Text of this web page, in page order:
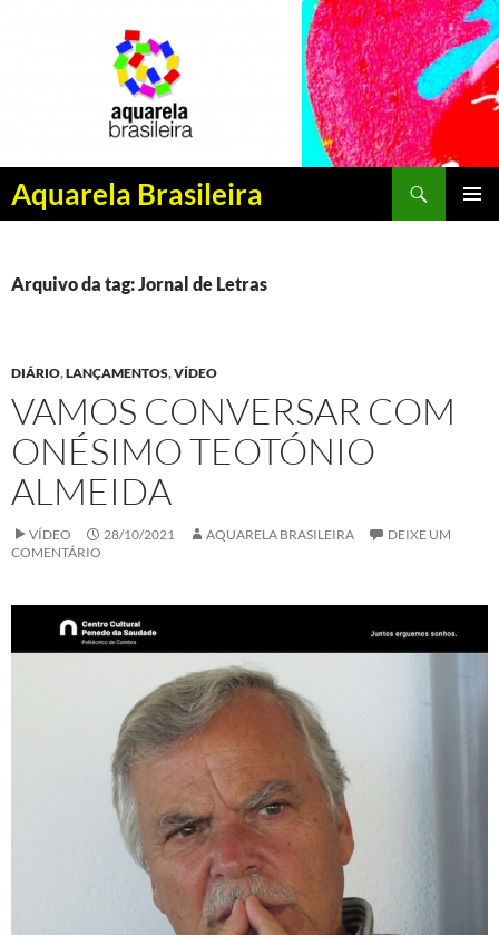
Aquarela Brasileira
Pesquisar
PULAR
CONTEÚDO
Arquivo da tag: Jornal de Letras
DIÁRIO,LANÇAMENTOS,VÍDEO
VAMOS CONVERSAR COM
ONÉSIMO TEOTÓNIO
ALMEIDA
VÍDEO 28/10/2021 AQUARELA BRASILEIRA
DEIXE UM
COMENTÁRIO